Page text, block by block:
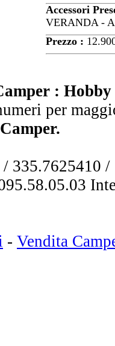
Accessori
VERANDA -
Prezzo :
:
per
Camper.
335.7625410
- Vendita